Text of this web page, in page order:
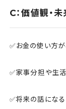
C：価値観・
✅お金の使い方
✅家事分担や生
✅将来の話にな